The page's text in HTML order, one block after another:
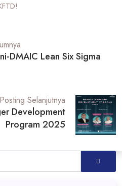
DMAIC Lean Six Sigma
Posting Selanjutnya
Development
Program 2025